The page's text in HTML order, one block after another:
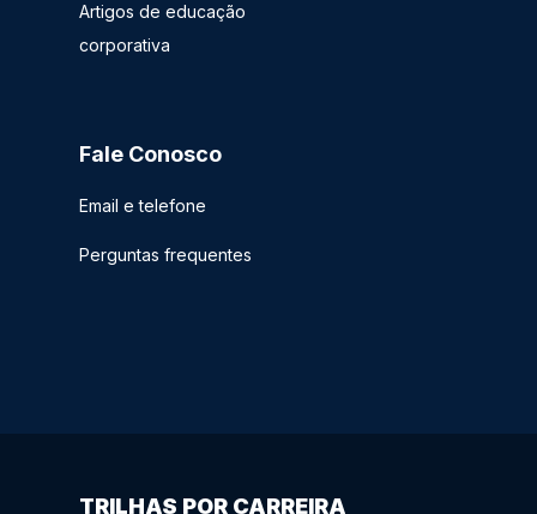
Artigos de educação
corporativa
Fale Conosco
Email e telefone
Perguntas frequentes
TRILHAS POR CARREIRA